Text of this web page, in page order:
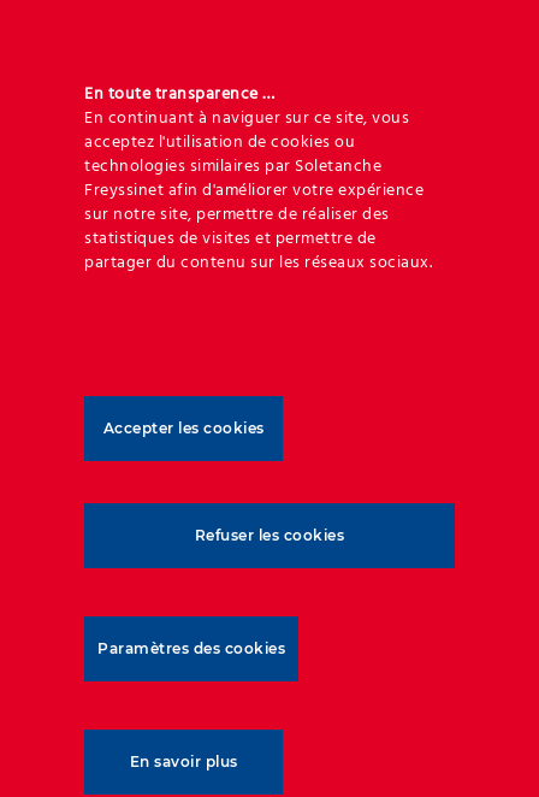
Vous souhaitez contacter un expert ?
En toute transparence …
En continuant à naviguer sur ce site, vous
acceptez l'utilisation de cookies ou
technologies similaires par Soletanche
Freyssinet afin d'améliorer votre expérience
sur notre site, permettre de réaliser des
statistiques de visites et permettre de
partager du contenu sur les réseaux sociaux.
Accepter les cookies
Refuser les cookies
En savoir plus
Paramètres des cookies